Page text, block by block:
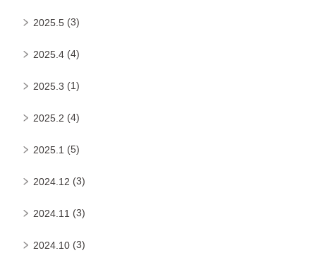
2025.5 (3)
2025.4 (4)
2025.3 (1)
2025.2 (4)
2025.1 (5)
2024.12 (3)
2024.11 (3)
2024.10 (3)